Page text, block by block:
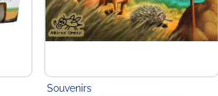
Souvenirs